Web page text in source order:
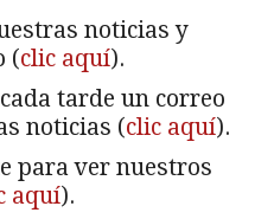
noticias y
(clic aquí).
tarde un correo
noticias (clic aquí).
para ver nuestros
aquí).